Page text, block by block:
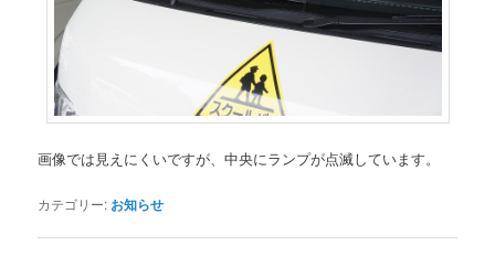
画像では見えにくいですが、中央にランプが点滅しています。
カテゴリー: お知らせ